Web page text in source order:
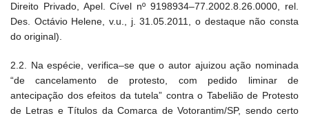
Direito Privado, Apel. Cível nº 9198934–77.2002.8.26.0000, rel.
Des. Octávio Helene, v.u., j. 31.05.2011, o destaque não consta
do original).
2.2. Na espécie, verifica–se que o autor ajuizou ação nominada
“de cancelamento de protesto, com pedido liminar de
antecipação dos efeitos da tutela” contra o Tabelião de Protesto
de Letras e Títulos da Comarca de Votorantim/SP, sendo certo